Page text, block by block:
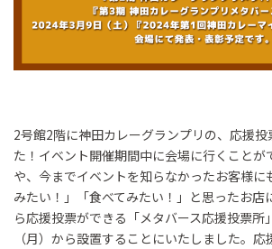
2号館2階に神田カレーグランプリの、応援投
た！イベント開催期間中に会場に行くことが
や、今までイベントを知らなかったお客様に
みたい！」「食べてみたい！」と思ったお店
ら応援投票ができる「メタバース応援投票所
（月）から設置することにいたしました。